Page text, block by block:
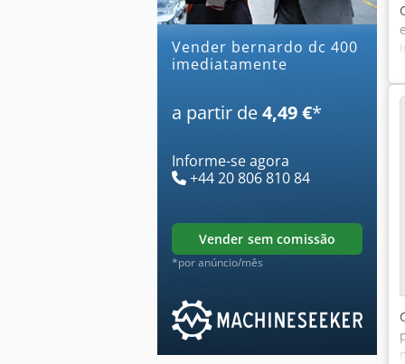
Vender bernardo dc 400
imediatamente
a partir de4,49 €*
Informe-se agora
+44 20 806 810 84
vender sem comissão
*por anúncio/mês